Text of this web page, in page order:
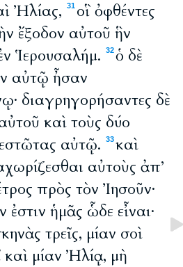
Ἠλίας,
31 οἳ ὀφθέντες
ἔξοδον αὐτοῦ ἣν
Ἱερουσαλήμ.
32ὁ δὲ
αὐτῷ ἦσαν
διαγρηγορήσαντες δὲ
καὶ τοὺς δύο
αὐτῷ.
33καὶ
αὐτοὺς ἀπ’
πρὸς τὸν Ἰησοῦν·
ἡμᾶς ὧδε εἶναι·
τρεῖς, μίαν σοὶ
μίαν Ἠλίᾳ, μὴ